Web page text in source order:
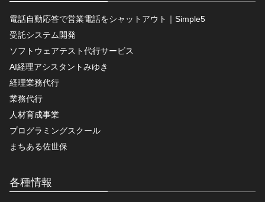
電話自動応答で営業電話をシャットアウト｜Simple5
受託システム開発
ソフトウェアテスト代行サービス
AI経理アシスタントみゆき
経理業務代行
業務代行
人材育成事業
プログラミングスクール
まちある佐世保
各種情報